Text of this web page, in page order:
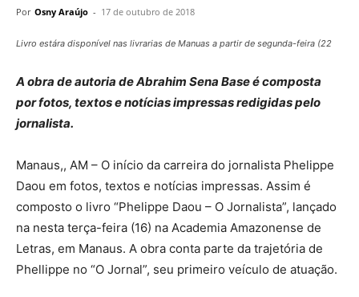
Por Osny Araújo - 17 de outubro de 2018
Livro estára disponível nas livrarias de Manuas a partir de segunda-feira (22
A obra de autoria de Abrahim Sena Base é composta
por fotos, textos e notícias impressas redigidas pelo
jornalista.
Manaus,, AM – O início da carreira do jornalista Phelippe
Daou em fotos, textos e notícias impressas. Assim é
composto o livro “Phelippe Daou – O Jornalista”, lançado
na nesta terça-feira (16) na Academia Amazonense de
Letras, em Manaus. A obra conta parte da trajetória de
Phellippe no “O Jornal”, seu primeiro veículo de atuação.